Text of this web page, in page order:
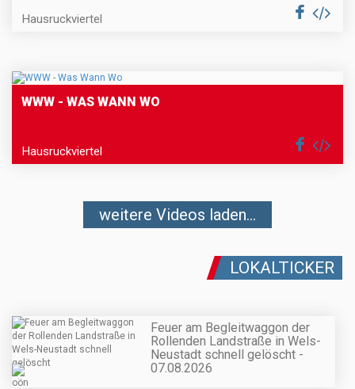
Hausruckviertel
WWW - WAS WANN WO
Hausruckviertel
weitere Videos laden...
LOKALTICKER
Feuer am Begleitwaggon der
Rollenden Landstraße in Wels-
Neustadt schnell gelöscht -
07.08.2026